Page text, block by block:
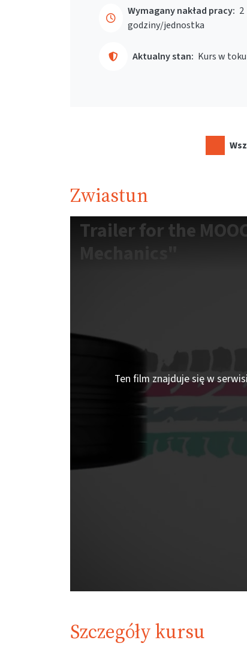
Wymagany nakład pracy: 2
godziny/jednostka
Aktualny stan: Kurs w toku
Zwiastun
Trailer for the
Ten film znajduje się w
Szczegóły kursu